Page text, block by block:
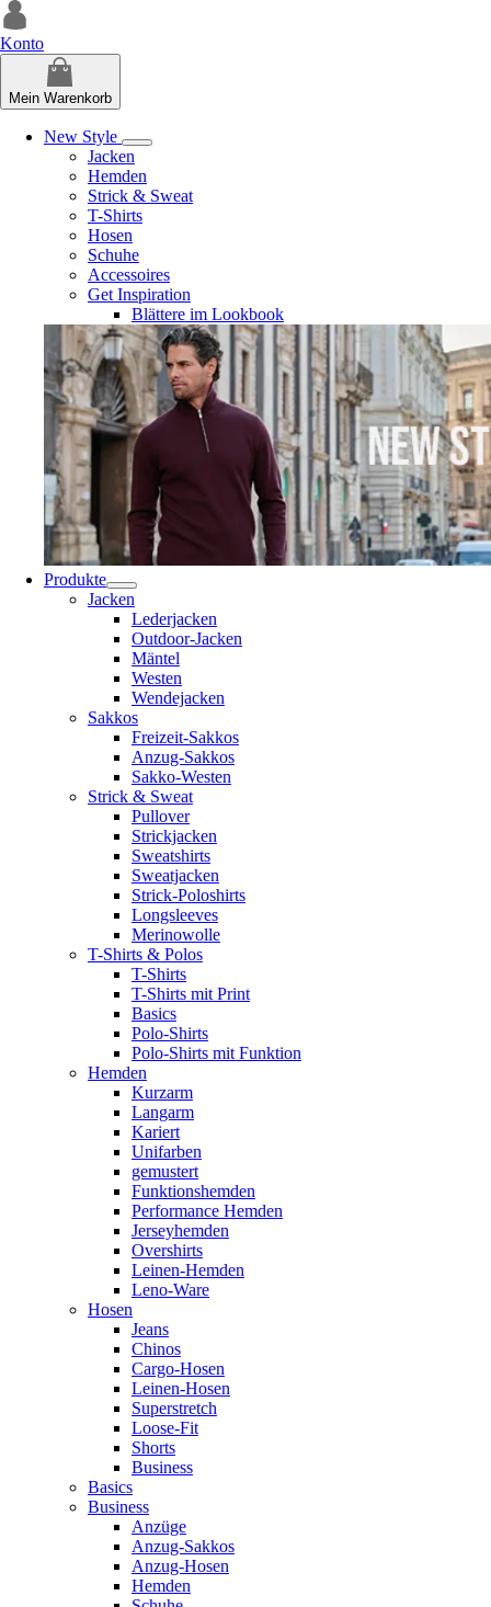
Konto
Mein Warenkorb
New Style
Jacken
Hemden
Strick & Sweat
T-Shirts
Hosen
Schuhe
Accessoires
Get Inspiration
Blättere im Lookbook
Produkte
Jacken
Lederjacken
Outdoor-Jacken
Mäntel
Westen
Wendejacken
Sakkos
Freizeit-Sakkos
Anzug-Sakkos
Sakko-Westen
Strick & Sweat
Pullover
Strickjacken
Sweatshirts
Sweatjacken
Strick-Poloshirts
Longsleeves
Merinowolle
T-Shirts & Polos
T-Shirts
T-Shirts mit Print
Basics
Polo-Shirts
Polo-Shirts mit Funktion
Hemden
Kurzarm
Langarm
Kariert
Unifarben
gemustert
Funktionshemden
Performance Hemden
Jerseyhemden
Overshirts
Leinen-Hemden
Leno-Ware
Hosen
Jeans
Chinos
Cargo-Hosen
Leinen-Hosen
Superstretch
Loose-Fit
Shorts
Business
Basics
Business
Anzüge
Anzug-Sakkos
Anzug-Hosen
Hemden